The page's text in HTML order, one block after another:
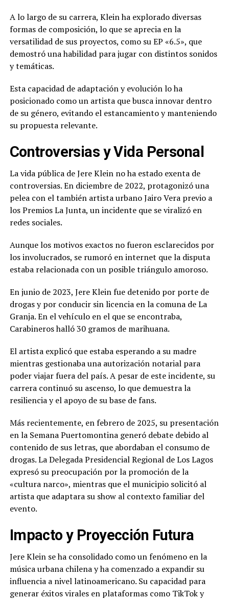
A lo largo de su carrera, Klein ha explorado diversas
formas de composición, lo que se aprecia en la
versatilidad de sus proyectos, como su EP «6.5», que
demostró una habilidad para jugar con distintos sonidos
y temáticas.
Esta capacidad de adaptación y evolución lo ha
posicionado como un artista que busca innovar dentro
de su género, evitando el estancamiento y manteniendo
su propuesta relevante.
Controversias y Vida Personal
La vida pública de Jere Klein no ha estado exenta de
controversias. En diciembre de 2022, protagonizó una
pelea con el también artista urbano Jairo Vera previo a
los Premios La Junta, un incidente que se viralizó en
redes sociales.
Aunque los motivos exactos no fueron esclarecidos por
los involucrados, se rumoró en internet que la disputa
estaba relacionada con un posible triángulo amoroso.
En junio de 2023, Jere Klein fue detenido por porte de
drogas y por conducir sin licencia en la comuna de La
Granja. En el vehículo en el que se encontraba,
Carabineros halló 30 gramos de marihuana.
El artista explicó que estaba esperando a su madre
mientras gestionaba una autorización notarial para
poder viajar fuera del país. A pesar de este incidente, su
carrera continuó su ascenso, lo que demuestra la
resiliencia y el apoyo de su base de fans.
Más recientemente, en febrero de 2025, su presentación
en la Semana Puertomontina generó debate debido al
contenido de sus letras, que abordaban el consumo de
drogas. La Delegada Presidencial Regional de Los Lagos
expresó su preocupación por la promoción de la
«cultura narco», mientras que el municipio solicitó al
artista que adaptara su show al contexto familiar del
evento.
Impacto y Proyección Futura
Jere Klein se ha consolidado como un fenómeno en la
música urbana chilena y ha comenzado a expandir su
influencia a nivel latinoamericano. Su capacidad para
generar éxitos virales en plataformas como TikTok y